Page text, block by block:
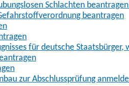
Schlachten
beantragen
für deutsche
zur Abschlussprüfung